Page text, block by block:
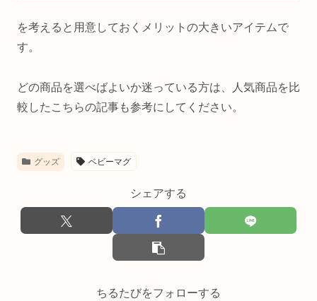
を考えると用意しておくメリットの大きいアイテムで
す。
どの商品を選べばよいか迷っている方は、人気商品を比
較したこちらの記事も参考にしてください。
グッズ ベビーマグ
シェアする
ちるたびをフォローする